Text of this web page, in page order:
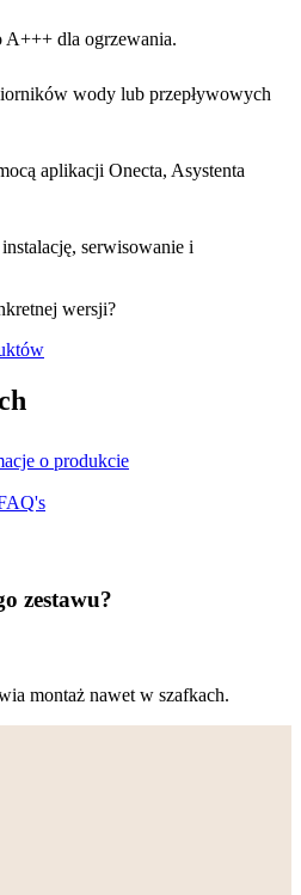
A+++ dla ogrzewania.
wody lub przepływowych
aplikacji Onecta, Asystenta
serwisowanie i
wersji?
o produkcie
zestawu?
montaż nawet w szafkach.